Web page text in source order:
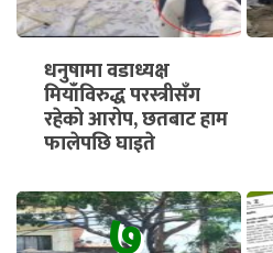
धनुषामा वडाध्यक्ष
मियाँविरुद्ध परस्त्रीसँग
रहेको आरोप, छतबाट हाम
फालेपछि घाइते